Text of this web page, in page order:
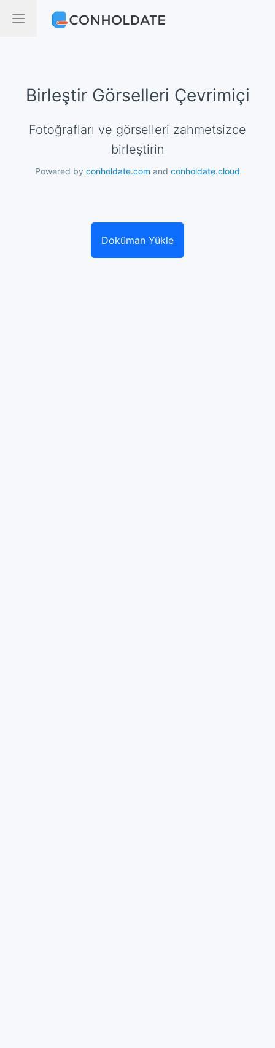
Birleştir Görselleri Çevrimiçi
Fotoğrafları ve görselleri zahmetsizce
birleştirin
Powered by conholdate.com and conholdate.cloud
Doküman Yükle